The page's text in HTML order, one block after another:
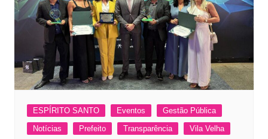
ESPÍRITO SANTO Eventos
Gestão Pública
Notícias
Prefeito Transparência Vila Velha